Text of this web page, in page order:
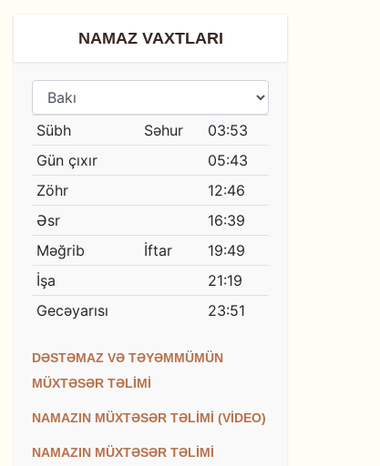
NAMAZ VAXTLARI
DƏSTƏMAZ VƏ TƏYƏMMÜMÜN
MÜXTƏSƏR TƏLİMİ
NAMAZIN MÜXTƏSƏR TƏLİMİ (VİDEO)
NAMAZIN MÜXTƏSƏR TƏLİMİ